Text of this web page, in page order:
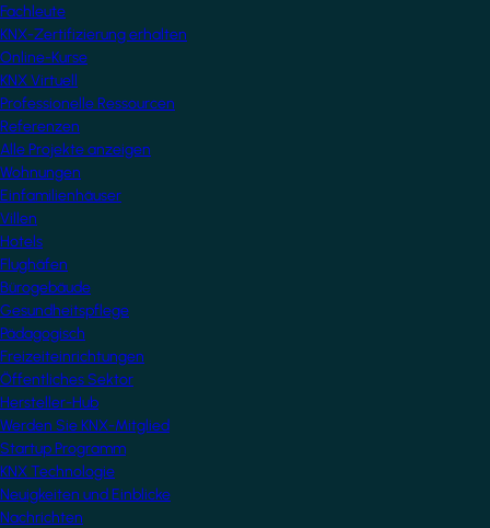
Fachleute
KNX-Zertifizierung erhalten
Online-Kurse
KNX Virtuell
Professionelle Ressourcen
Referenzen
Alle Projekte anzeigen
Wohnungen
Einfamilienhäuser
Villen
Hotels
Flughäfen
Bürogebäude
Gesundheitspflege
Pädagogisch
Freizeiteinrichtungen
Öffentliches Sektor
Hersteller-Hub
Werden Sie KNX-Mitglied
Startup Programm
KNX Technologie
Neuigkeiten und Einblicke
Nachrichten